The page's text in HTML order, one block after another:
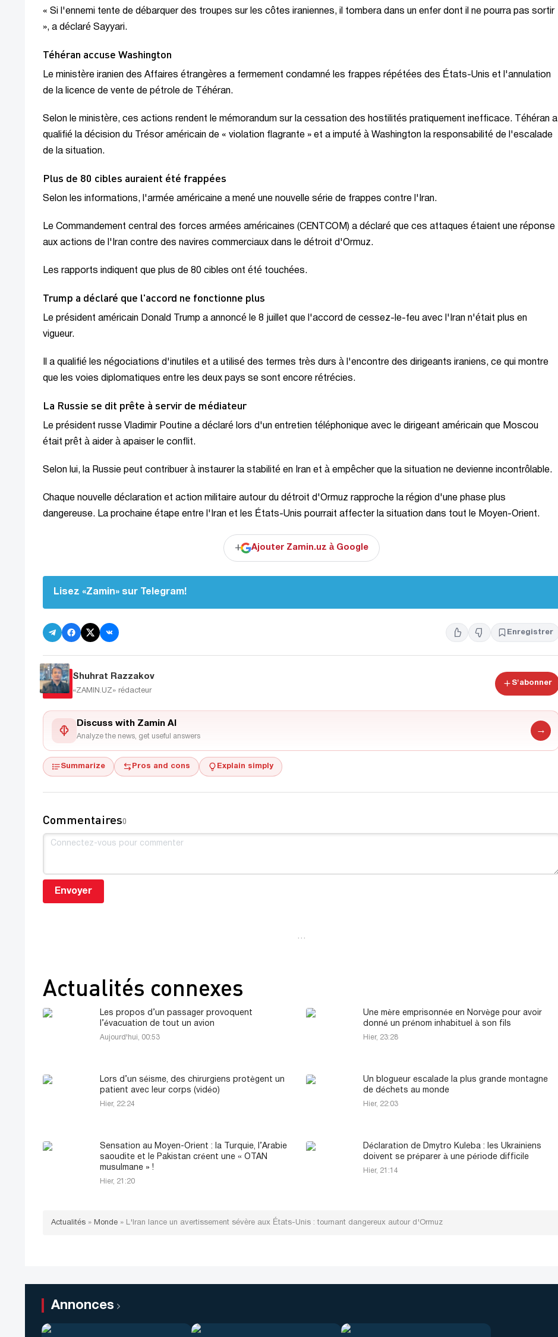
« Si l'ennemi tente de débarquer des troupes sur les côtes iraniennes, il tombera dans un enfer dont il ne pourra pas sortir
», a déclaré Sayyari.
Téhéran accuse Washington
Le ministère iranien des Affaires étrangères a fermement condamné les frappes répétées des États-Unis et l'annulation
de la licence de vente de pétrole de Téhéran.
Selon le ministère, ces actions rendent le mémorandum sur la cessation des hostilités pratiquement inefficace. Téhéran a
qualifié la décision du Trésor américain de « violation flagrante » et a imputé à Washington la responsabilité de l'escalade
de la situation.
Plus de 80 cibles auraient été frappées
Selon les informations, l'armée américaine a mené une nouvelle série de frappes contre l'Iran.
Le Commandement central des forces armées américaines (CENTCOM) a déclaré que ces attaques étaient une réponse
aux actions de l'Iran contre des navires commerciaux dans le détroit d'Ormuz.
Les rapports indiquent que plus de 80 cibles ont été touchées.
Trump a déclaré que l'accord ne fonctionne plus
Le président américain Donald Trump a annoncé le 8 juillet que l'accord de cessez-le-feu avec l'Iran n'était plus en
vigueur.
Il a qualifié les négociations d'inutiles et a utilisé des termes très durs à l'encontre des dirigeants iraniens, ce qui montre
que les voies diplomatiques entre les deux pays se sont encore rétrécies.
La Russie se dit prête à servir de médiateur
Le président russe Vladimir Poutine a déclaré lors d'un entretien téléphonique avec le dirigeant américain que Moscou
était prêt à aider à apaiser le conflit.
Selon lui, la Russie peut contribuer à instaurer la stabilité en Iran et à empêcher que la situation ne devienne incontrôlable.
Chaque nouvelle déclaration et action militaire autour du détroit d'Ormuz rapproche la région d'une phase plus
dangereuse. La prochaine étape entre l'Iran et les États-Unis pourrait affecter la situation dans tout le Moyen-Orient.
+ Ajouter Zamin.uz à Google
Lisez «Zamin» sur Telegram!
Enregistrer
Shuhrat Razzakov
«ZAMIN.UZ» rédacteur
S'abonner
Discuss with Zamin AI
Analyze the news, get useful answers
→
Summarize Pros and cons Explain simply
Commentaires0
Envoyer
Actualités connexes
Les propos d’un passager provoquent
l’évacuation de tout un avion
Aujourd'hui, 00:53
Une mère emprisonnée en Norvège pour avoir
donné un prénom inhabituel à son fils
Hier, 23:28
Lors d’un séisme, des chirurgiens protègent un
patient avec leur corps (vidéo)
Hier, 22:24
Un blogueur escalade la plus grande montagne
de déchets au monde
Hier, 22:03
Sensation au Moyen-Orient : la Turquie, l’Arabie
saoudite et le Pakistan créent une « OTAN
musulmane » !
Hier, 21:20
Déclaration de Dmytro Kuleba : les Ukrainiens
doivent se préparer à une période difficile
Hier, 21:14
Actualités » Monde » L'Iran lance un avertissement sévère aux États-Unis : tournant dangereux autour d'Ormuz
Annonces